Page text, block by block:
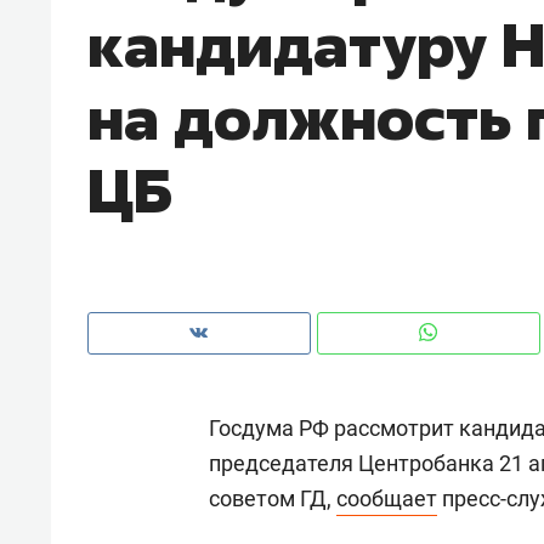
кандидатуру
на должность
ЦБ
Госдума РФ рассмотрит
председателя Центробанка 21
cоветом ГД, сообщает пресс-
Рекомендуем
«Прорывы случались каждые
30 метров»: как «Водоканал»
Не